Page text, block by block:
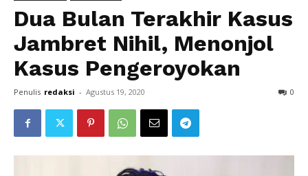
Dua Bulan Terakhir Kasus
Jambret Nihil, Menonjol
Kasus Pengeroyokan
Penulis redaksi - Agustus 19, 2020 0